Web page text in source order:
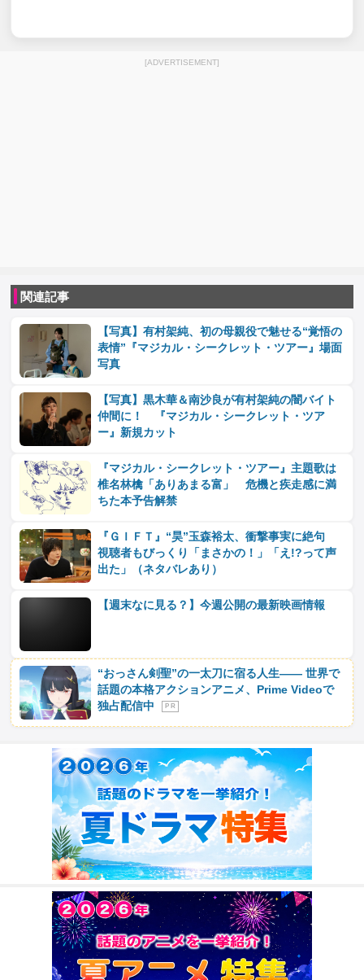
[ADVERTISEMENT]
関連記事
【写真】有村架純、初の母親役で魅せる“覚悟の
表情”『マジカル・シークレット・ツアー』場面
写真
【写真】黒木華＆南沙良が有村架純の闇バイト
仲間に！ 『マジカル・シークレット・ツア
ー』新規カット
『マジカル・シークレット・ツアー』主題歌は
椎名林檎「ありあまる富」 危機と疾走感に満
ちた本予告解禁
『ＧＩＦＴ』“昊”玉森裕太、衝撃事実に絶句
視聴者もびっくり「まさかの！」「え!?って声
出た」（ネタバレあり）
【週末なに見る？】今週公開の最新映画情報
“おっさん剣聖”の一太刀に宿る人生―― 世界で
話題の本格アクションアニメ、Prime Videoで
独占配信中
P R